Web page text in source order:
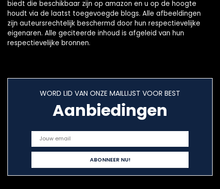
biedt die beschikbaar zijn op amazon en u op de hoogte
houdt via de laatst toegevoegde blogs. Alle afbeeldingen
zijn auteursrechtelijk beschermd door hun respectievelijke
eigenaren. Alle geciteerde inhoud is afgeleid van hun
respectievelijke bronnen.
WORD LID VAN ONZE MAILLIJST VOOR BEST
Aanbiedingen